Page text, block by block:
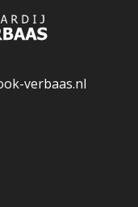
verbaas.nl